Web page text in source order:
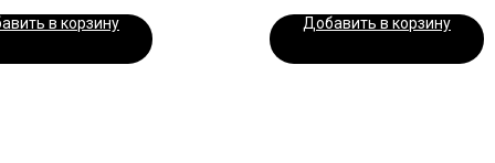
в корзину Добавить в корзину